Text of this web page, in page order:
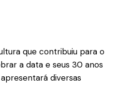
que contribuiu para o
a data e seus 30 anos
diversas